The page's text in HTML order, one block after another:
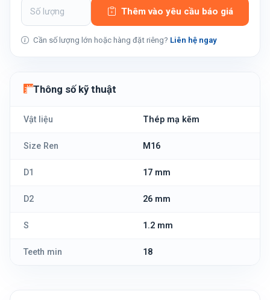
Thêm vào yêu cầu báo giá
Cần số lượng lớn hoặc hàng đặt riêng? Liên hệ ngay
Thông số kỹ thuật
Vật liệu Thép mạ kẽm
Size Ren M16
D1 17 mm
D2 26 mm
S 1.2 mm
Teeth min 18